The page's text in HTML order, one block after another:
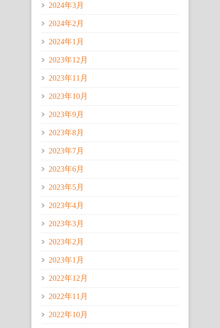
2024年3月
2024年2月
2024年1月
2023年12月
2023年11月
2023年10月
2023年9月
2023年8月
2023年7月
2023年6月
2023年5月
2023年4月
2023年3月
2023年2月
2023年1月
2022年12月
2022年11月
2022年10月